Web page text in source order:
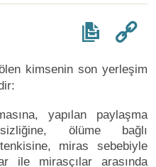
kimsenin son yerleşim
yapılan paylaşma
ölüme bağlı
miras sebebiyle
ile mirasçılar arasında